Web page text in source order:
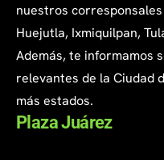
nuestros
Huejutla, Ixmiquilpan,
Además, te informamos
relevantes de la Ciudad
más estados.
Plaza Juárez